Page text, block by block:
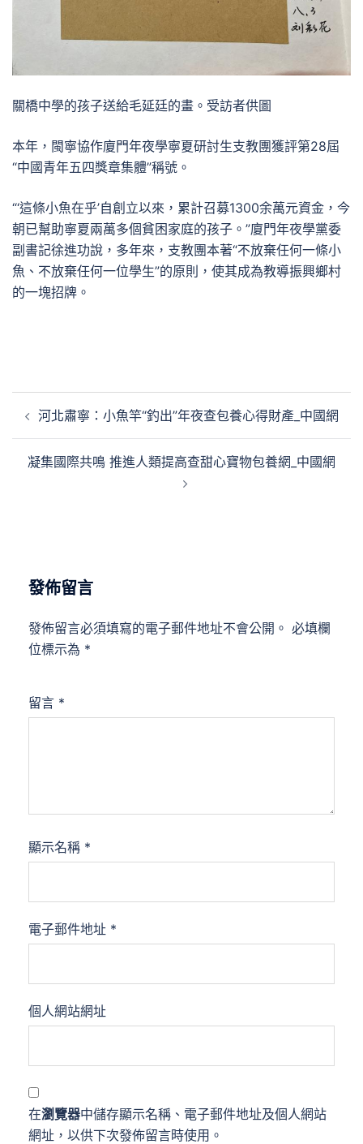
關橋中學的孩子送給毛延廷的畫。受訪者供圖
本年，閩寧協作廈門年夜學寧夏研討生支教團獲評第28屆
“中國青年五四獎章集體”稱號。
“‘這條小魚在乎’自創立以來，累計召募1300余萬元資金，今
朝已幫助寧夏兩萬多個貧困家庭的孩子。”廈門年夜學黨委
副書記徐進功說，多年來，支教團本著“不放棄任何一條小
魚、不放棄任何一位學生”的原則，使其成為教導振興鄉村
的一塊招牌。
章
覽
河北肅寧：小魚竿“釣出”年夜查包養心得財產_中國網
凝集國際共鳴 推進人類提高查甜心寶物包養網_中國網
發佈留言
發佈留言必須填寫的電子郵件地址不會公開。 必填欄
位標示為 *
留言 *
顯示名稱 *
電子郵件地址 *
個人網站網址
在瀏覽器中儲存顯示名稱、電子郵件地址及個人網站
網址，以供下次發佈留言時使用。